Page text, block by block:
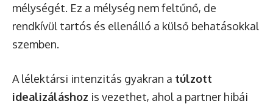
mélységét. Ez a mélység nem feltűnő, de
rendkívül tartós és ellenálló a külső behatásokkal
szemben.
A lélektársi intenzitás gyakran a túlzott
idealizáláshoz is vezethet, ahol a partner hibái